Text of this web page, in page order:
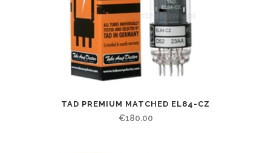
TAD PREMIUM MATCHED EL84-CZ
€180.00